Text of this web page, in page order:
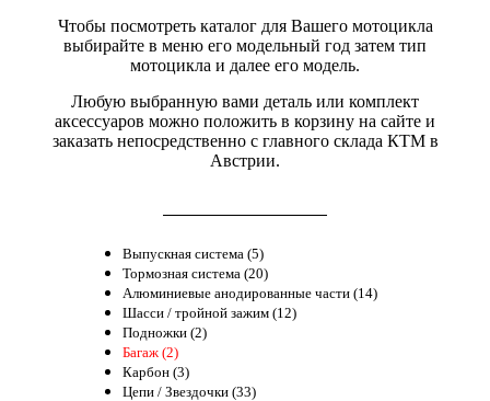
Чтобы посмотреть каталог для Вашего мотоцикла
выбирайте в меню его модельный год затем тип
мотоцикла и далее его модель.
Любую выбранную вами деталь или комплект
аксессуаров можно положить в корзину на сайте и
заказать непосредственно с главного склада КТМ в
Австрии.
Выпускная система (5)
Тормозная система (20)
Алюминиевые анодированные части (14)
Шасси / тройной зажим (12)
Подножки (2)
Багаж (2)
Карбон (3)
Цепи / Звездочки (33)